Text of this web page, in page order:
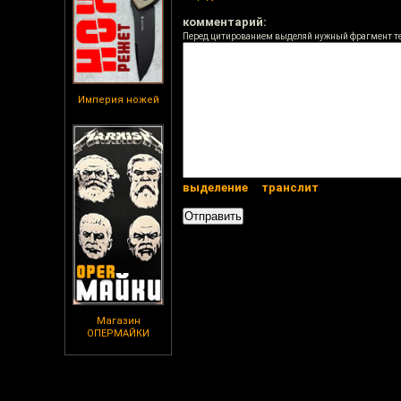
Империя ножей
Магазин
ОПЕРМАЙКИ
комментарий:
Перед цитированием выделяй нужный фрагмент
выделение транслит